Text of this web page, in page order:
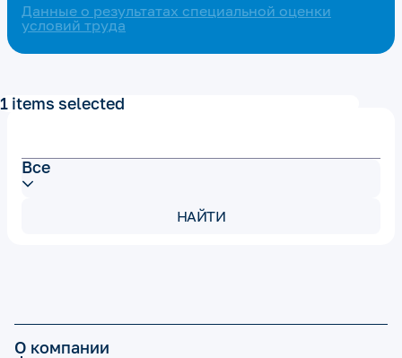
Данные о результатах специальной оценки
условий труда
Все
1 items selected
НАЙТИ
О компании